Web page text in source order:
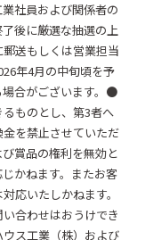
社員および関係者の
後に厳選な抽選の上
送もしくは営業担当
年4月の中旬頃を予
場合がございます。●
ものとし、第3者へ
を禁止させていただ
賞品の権利を無効と
かねます。またお客
応いたしかねます。
合わせはおうけでき
ス工業（株）および